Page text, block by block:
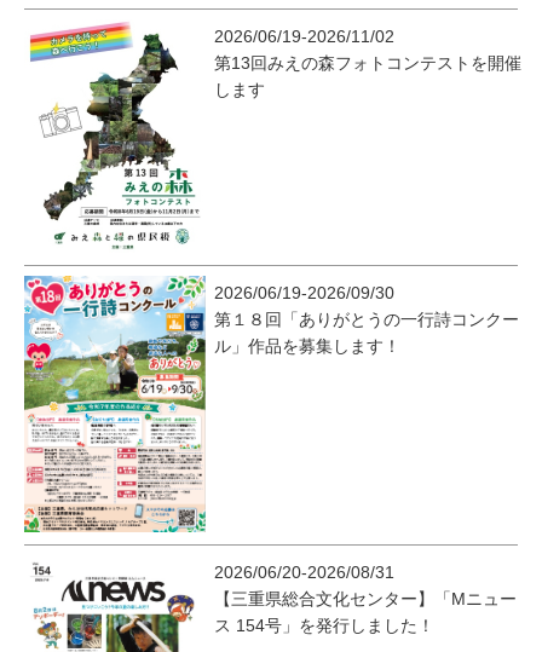
2026/06/19-2026/11/02
第13回みえの森フォトコンテストを開催
します
2026/06/19-2026/09/30
第１８回「ありがとうの一行詩コンクー
ル」作品を募集します！
2026/06/20-2026/08/31
【三重県総合文化センター】「Mニュー
ス 154号」を発行しました！